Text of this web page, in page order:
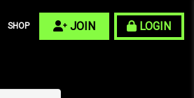
SHOP JOIN LOGIN